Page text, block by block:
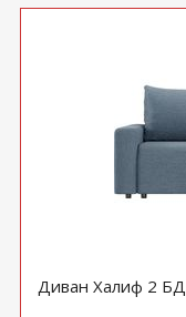
Диван Халиф 2 БД